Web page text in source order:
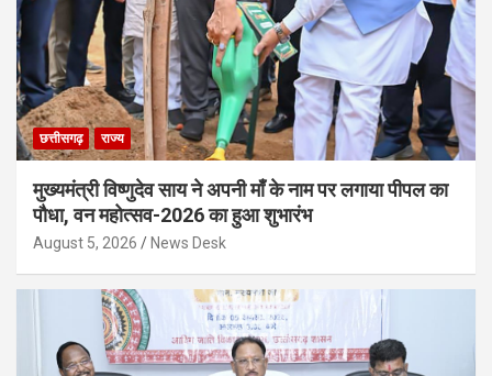
छत्तीसगढ़ राज्य
मुख्यमंत्री विष्णुदेव साय ने अपनी माँ के नाम पर लगाया पीपल का
पौधा, वन महोत्सव-2026 का हुआ शुभारंभ
August 5, 2026 News Desk